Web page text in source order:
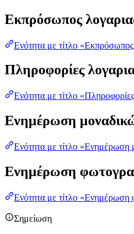
Εκπρόσωπος
Ενότητα με τίτλο
Πληροφορίες
Ενότητα με τίτλο
Ενημέρωση
Ενότητα με τίτλο «Ενημέρωση
Ενημέρωση
Ενότητα με τίτλο «Ενημέρωση
Σημείωση